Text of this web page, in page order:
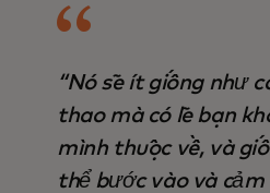
“Nó sẽ ít giống như
thao mà có lẽ bạn
mình thuộc về, và
thể bước vào và